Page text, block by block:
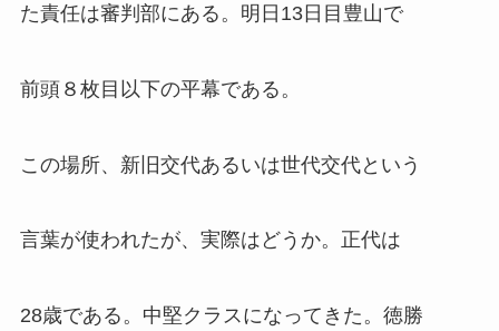
た責任は審判部にある。明日13日目豊山で
前頭８枚目以下の平幕である。
この場所、新旧交代あるいは世代交代という
言葉が使われたが、実際はどうか。正代は
28歳である。中堅クラスになってきた。徳勝